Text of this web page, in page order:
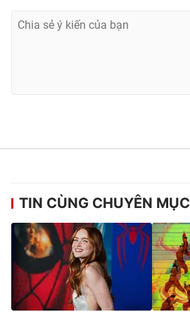
TIN CÙNG CHUYÊN MỤC